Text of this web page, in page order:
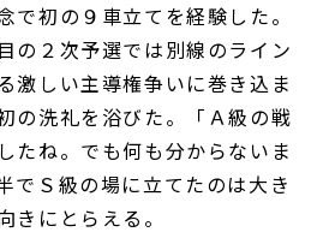
で初の９車立てを経験した。
の２次予選では別線のライン
激しい主導権争いに巻き込ま
の洗礼を浴びた。「Ａ級の戦
たね。でも何も分からないま
でＳ級の場に立てたのは大き
きにとらえる。